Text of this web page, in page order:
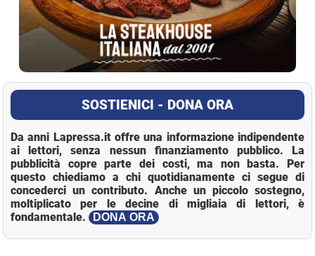
SOSTIENICI - DONA ORA
Da anni Lapressa.it offre una informazione indipendente
ai lettori, senza nessun finanziamento pubblico. La
pubblicità copre parte dei costi, ma non basta. Per
questo chiediamo a chi quotidianamente ci segue di
concederci un contributo. Anche un piccolo sostegno,
moltiplicato per le decine di migliaia di lettori, è
fondamentale.
DONA ORA